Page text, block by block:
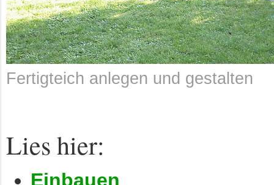
Fertigteich anlegen und gestalten
Lies hier:
Einbauen